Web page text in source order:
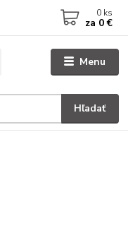
Menu
Hľadať
0 ks
za 0 €